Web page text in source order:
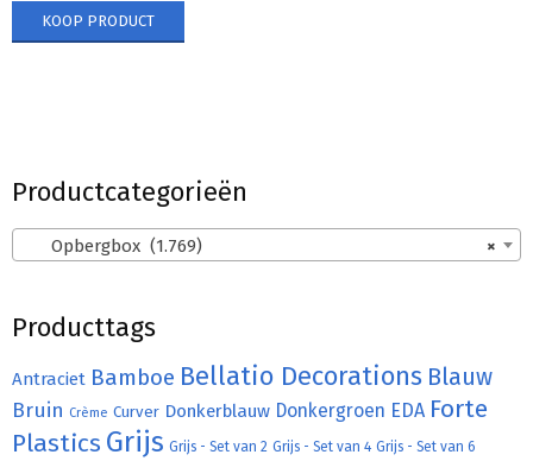
KOOP PRODUCT
Productcategorieën
×
Opbergbox (1.769)
Producttags
Antraciet Bamboe Bellatio Decorations Blauw
Bruin Crème Curver Donkerblauw Donkergroen EDA Forte
Plastics Grijs Grijs - Set van 2 Grijs - Set van 4 Grijs - Set van 6